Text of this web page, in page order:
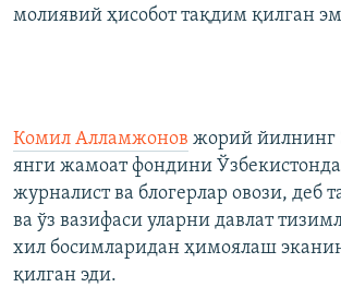
молиявий ҳисобот тақдим қилган
Комил Алламжонов жорий йилнинг
янги жамоат фондини
журналист ва блогерлар овози, деб
ва ўз вазифаси уларни давлат
хил босимларидан ҳимоялаш
қилган эди.